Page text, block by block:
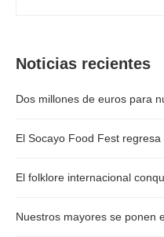
Noticias recientes
Dos millones de euros para
El Socayo Food Fest
El folklore internacional
Nuestros mayores se ponen